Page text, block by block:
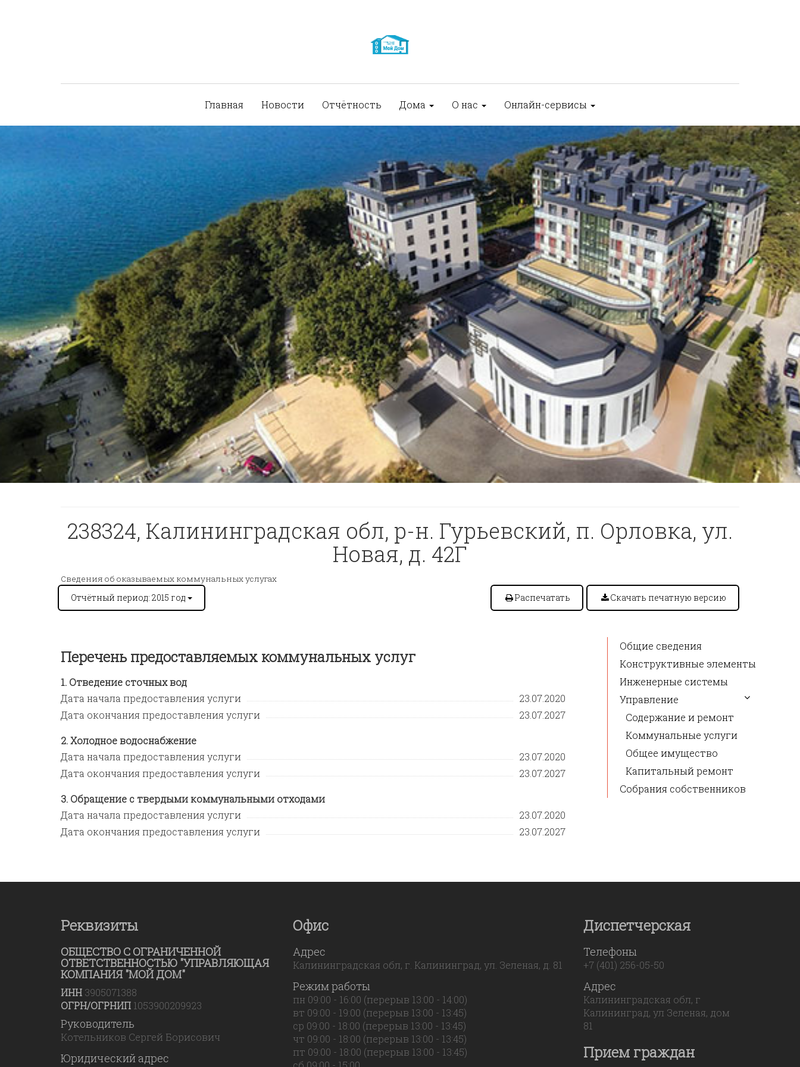
Главная Новости Отчётность Дома О нас Онлайн-сервисы
238324, Калининградская обл, р-н. Гурьевский, п. Орловка, ул.
Новая, д. 42Г
Сведения об оказываемых коммунальных услугах
Отчётный период: 2015 год Распечатать Скачать печатную версию
Перечень предоставляемых коммунальных услуг
Отведение сточных вод
Дата начала предоставления услуги
23.07.2020
Дата окончания предоставления услуги
23.07.2027
Холодное водоснабжение
Дата начала предоставления услуги
23.07.2020
Дата окончания предоставления услуги
23.07.2027
Обращение с твердыми коммунальными отходами
Дата начала предоставления услуги
23.07.2020
Дата окончания предоставления услуги
23.07.2027
Общие сведения
Конструктивные элементы
Инженерные системы
Управление
Содержание и ремонт
Коммунальные услуги
Общее имущество
Капитальный ремонт
Собрания собственников
Реквизиты
ОБЩЕСТВО С ОГРАНИЧЕННОЙ
ОТВЕТСТВЕННОСТЬЮ "УПРАВЛЯЮЩАЯ
КОМПАНИЯ "МОЙ ДОМ"
ИНН 3905071388
ОГРН/ОГРНИП 1053900209923
Руководитель
Котельников Сергей Борисович
Юридический адрес
Офис
Адрес
Калининградская обл, г. Калининград, ул. Зеленая, д. 81
Режим работы
пн 09:00 - 16:00 (перерыв 13:00 - 14:00)
вт 09:00 - 19:00 (перерыв 13:00 - 13:45)
ср 09:00 - 18:00 (перерыв 13:00 - 13:45)
чт 09:00 - 18:00 (перерыв 13:00 - 13:45)
пт 09:00 - 18:00 (перерыв 13:00 - 13:45)
Диспетчерская
Телефоны
+7 (401) 256-05-50
Адрес
Калининградская обл, г
Калининград, ул Зеленая, дом
81
Прием граждан